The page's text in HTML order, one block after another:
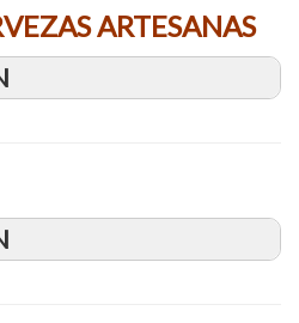
ARTESANAS